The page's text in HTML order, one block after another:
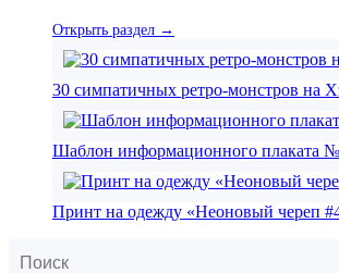
Открыть раздел →
30 симпатичных ретро-монстров на
Шаблон информационного плаката
Принт на одежду «Неоновый череп